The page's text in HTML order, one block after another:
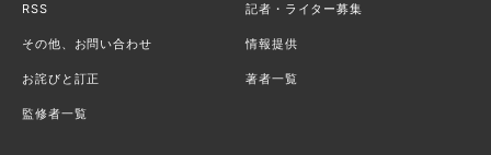
RSS 記者・ライター募集
その他、お問い合わせ 情報提供
お詫びと訂正 著者一覧
監修者一覧